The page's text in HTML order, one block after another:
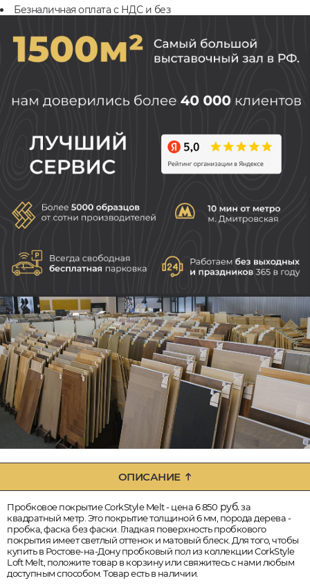
Безналичная оплата с НДС и без
ОПИСАНИЕ
Пробковое покрытие CorkStyle Melt - цена 6 850 руб.за
квадратный метр. Это покрытие толщиной 6 мм, порода дерева -
пробка, фаска без фаски. Гладкая поверхность пробкового
покрытия имеет светлый оттенок и матовый блеск. Для того, чтобы
купить в Ростове-на-Дону пробковый пол из коллекции CorkStyle
Loft Melt, положите товар в корзину или свяжитесь с нами любым
доступным способом. Товар есть в наличии.